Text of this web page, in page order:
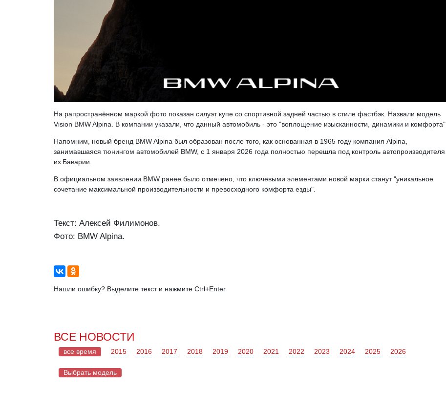
На рапространённом маркой фото показан силуэт купе со спортивной задней частью в стиле фастбэк. Назвали модель
Vision BMW Alpina. В компании указали, что данный автомобиль - это "воплощение изысканности, динамики и комфорта".
Напомним, новый бренд BMW Alpina был образован после того, как основанная в 1965 году компания Alpina,
занимавшаяся тюнингом автомобилей BMW, с 1 января 2026 года полностью перешла под контроль автопроизводителя
из Баварии.
В официальном заявлении BMW ранее было отмечено, что ключевыми элементами новой марки станут "уникальное
сочетание максимальной производительности и превосходного комфорта езды".
Текст: Алексей Филимонов.
Фото: BMW Alpina.
Нашли ошибку? Выделите текст и нажмите Ctrl+Enter
ВСЕ НОВОСТИ
все время 2015 2016 2017 2018 2019 2020 2021 2022 2023 2024 2025 2026
Выбрать модель